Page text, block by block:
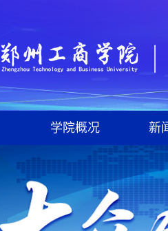
学院概况 新